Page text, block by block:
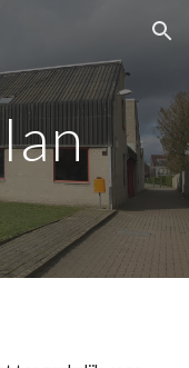
Skip to navigation